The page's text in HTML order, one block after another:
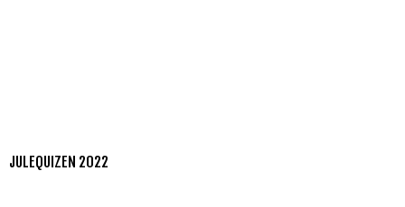
JULEQUIZEN 2022